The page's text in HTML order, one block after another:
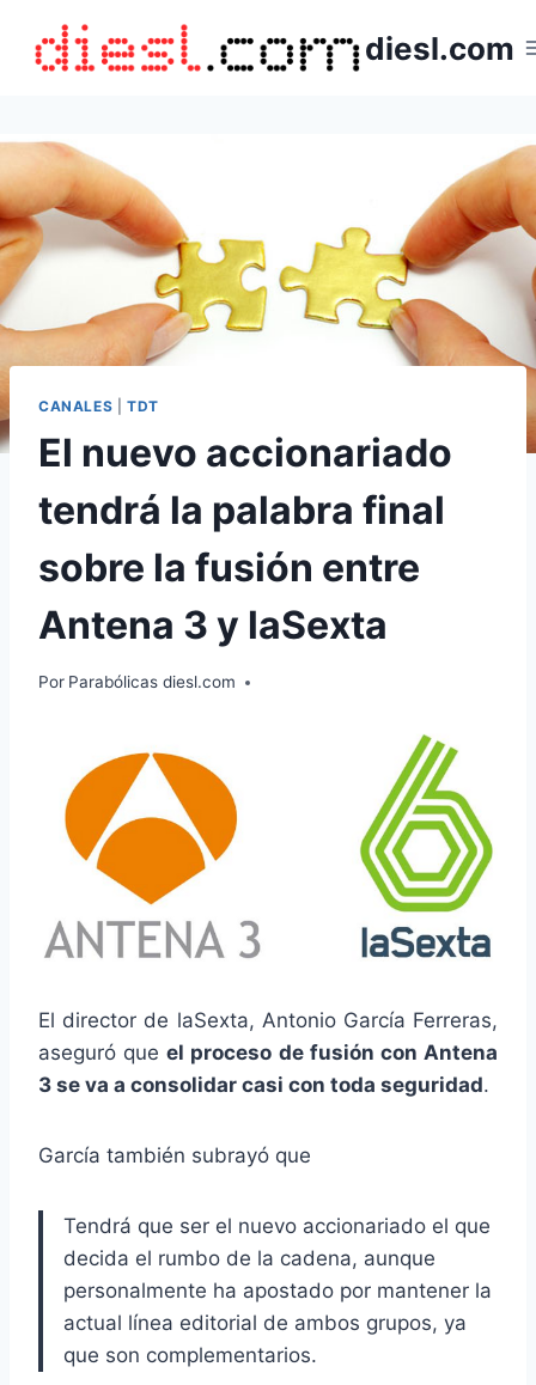
contenido
diesl.com
CANALES TDT
El nuevo accionariado
tendrá la palabra final
sobre la fusión entre
Antena 3 y laSexta
Por Parabólicas diesl.com
El director de laSexta, Antonio García Ferreras,
aseguró queel proceso de fusión con Antena
3 se va a consolidar casi con toda seguridad.
García también subrayó que
Tendrá que ser el nuevo accionariado el que
decida el rumbo de la cadena, aunque
personalmente ha apostado por mantener la
actual línea editorial de ambos grupos, ya
que son complementarios.